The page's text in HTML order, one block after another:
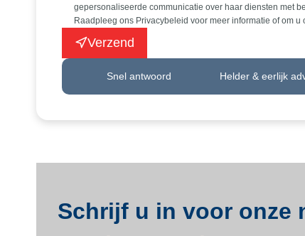
gepersonaliseerde communicatie over haar diensten met
Raadpleeg ons Privacybeleid voor meer informatie of om u
Verzend
Snel antwoord Helder & eerlijk
Schrijf u in voor onze